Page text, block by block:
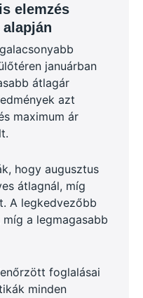
elemzés
januárban
átlagár
azt
maximum ár
hogy augusztus
átlagnál, míg
A legkedvezőbb
a legmagasabb
foglalásai
minden